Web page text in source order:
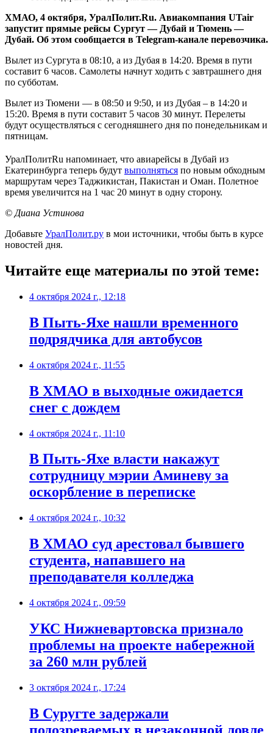
ХМАО, 4 октября, УралПолит.Ru. Авиакомпания UTair
запустит прямые рейсы Сургут — Дубай и Тюмень —
Дубай. Об этом сообщается в Telegram-канале перевозчика.
Вылет из Сургута в 08:10, а из Дубая в 14:20. Время в пути
составит 6 часов. Самолеты начнут ходить с завтрашнего дня
по субботам.
Вылет из Тюмени — в 08:50 и 9:50, и из Дубая – в 14:20 и
15:20. Время в пути составит 5 часов 30 минут. Перелеты
будут осуществляться с сегодняшнего дня по понедельникам и
пятницам.
УралПолитRu напоминает, что авиарейсы в Дубай из
Екатеринбурга теперь будут выполняться по новым обходным
маршрутам через Таджикистан, Пакистан и Оман. Полетное
время увеличится на 1 час 20 минут в одну сторону.
© Диана Устинова
Добавьте УралПолит.ру в мои источники, чтобы быть в курсе
новостей дня.
Читайте еще материалы по этой теме:
4 октября 2024 г., 12:18
В Пыть-Яхе нашли временного
подрядчика для автобусов
4 октября 2024 г., 11:55
В ХМАО в выходные ожидается
снег с дождем
4 октября 2024 г., 11:10
В Пыть-Яхе власти накажут
сотрудницу мэрии Аминеву за
оскорбление в переписке
4 октября 2024 г., 10:32
В ХМАО суд арестовал бывшего
студента, напавшего на
преподавателя колледжа
4 октября 2024 г., 09:59
УКС Нижневартовска признало
проблемы на проекте набережной
за 260 млн рублей
3 октября 2024 г., 17:24
В Суругте задержали